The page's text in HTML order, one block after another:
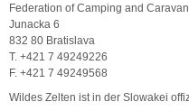
Federation of Camping and
Junacka 6
832 80 Bratislava
T. +421 7 49249226
F. +421 7 49249568
Wildes Zelten ist in der Slowakei